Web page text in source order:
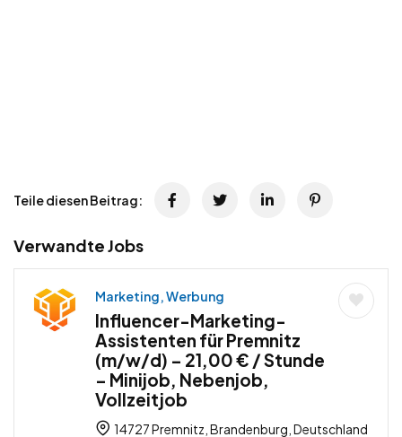
Teile diesen Beitrag:
Verwandte Jobs
Marketing, Werbung
Influencer-Marketing-
Assistenten für Premnitz
(m/w/d) – 21,00 € / Stunde
– Minijob, Nebenjob,
Vollzeitjob
14727 Premnitz, Brandenburg, Deutschland